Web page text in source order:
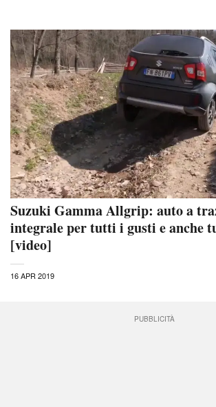
Suzuki Gamma Allgrip: auto a
integrale per tutti i gusti e anche
[video]
16 APR 2019
PUBBLICITÀ